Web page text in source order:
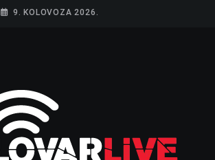
parkingu u Bjelovaru
9. KOLOVOZA 2026.